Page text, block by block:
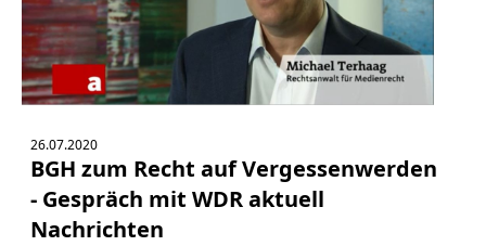
26.07.2020
BGH zum Recht auf Vergessenwerden
- Gespräch mit WDR aktuell
Nachrichten